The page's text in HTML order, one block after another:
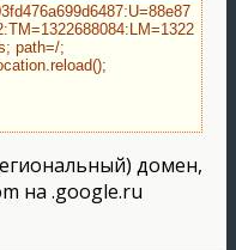
path=/;
домен,
на .google.ru